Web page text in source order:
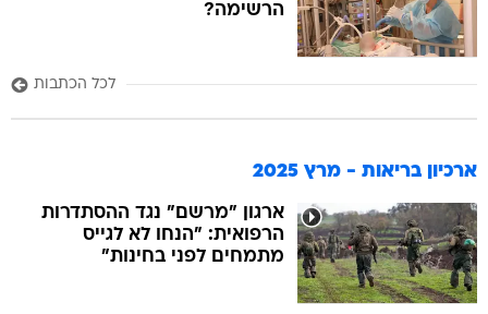
הרשימה?
לכל הכתבות
ארכיון בריאות - מרץ 2025
ארגון "מרשם" נגד ההסתדרות
הרפואית: "הנחו לא לגייס
מתמחים לפני בחינות"